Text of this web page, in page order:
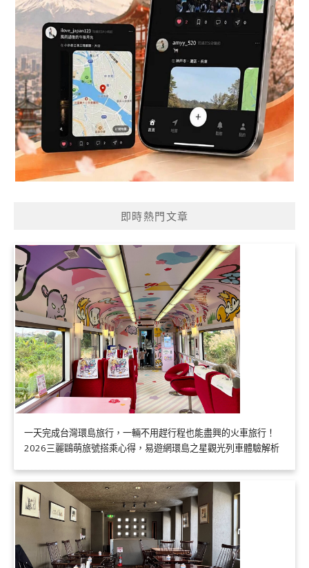
即時熱門文章
一天完成台灣環島旅行，一輛不用趕行程也能盡興的火車旅行！
2026三麗鷗萌旅號搭乘心得，易遊網環島之星觀光列車體驗解析